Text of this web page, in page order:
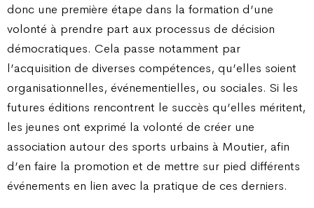
donc une première étape dans la formation d’une
volonté à prendre part aux processus de décision
démocratiques. Cela passe notamment par
l’acquisition de diverses compétences, qu’elles soient
organisationnelles, événementielles, ou sociales. Si les
futures éditions rencontrent le succès qu’elles méritent,
les jeunes ont exprimé la volonté de créer une
association autour des sports urbains à Moutier, afin
d’en faire la promotion et de mettre sur pied différents
événements en lien avec la pratique de ces derniers.